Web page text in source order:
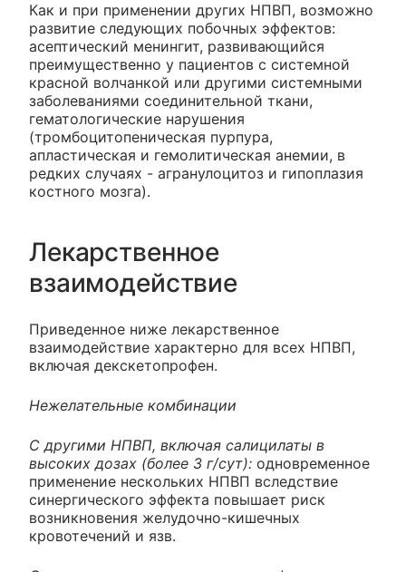
Как и при применении других НПВП, возможно
развитие следующих побочных эффектов:
асептический менингит, развивающийся
преимущественно у пациентов с системной
красной волчанкой или другими системными
заболеваниями соединительной ткани,
гематологические нарушения
(тромбоцитопеническая пурпура,
апластическая и гемолитическая анемии, в
редких случаях - агранулоцитоз и гипоплазия
костного мозга).
Лекарственное
взаимодействие
Приведенное ниже лекарственное
взаимодействие характерно для всех НПВП,
включая декскетопрофен.
Нежелательные комбинации
С другими НПВП, включая салицилаты в
высоких дозах (более 3 г/сут): одновременное
применение нескольких НПВП вследствие
синергического эффекта повышает риск
возникновения желудочно-кишечных
кровотечений и язв.